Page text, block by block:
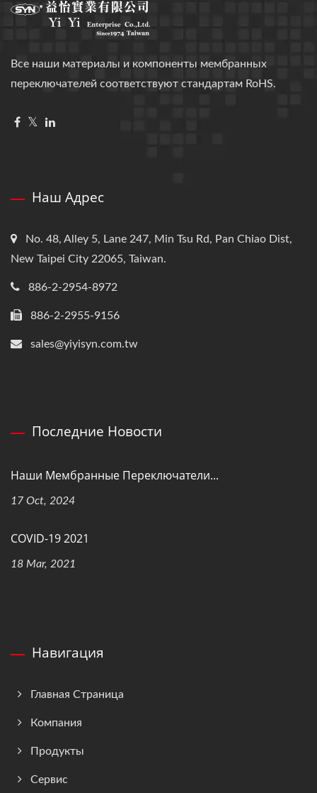
Все наши материалы и компоненты мембранных
переключателей соответствуют стандартам RoHS.
Наш Адрес
No. 48, Alley 5, Lane 247, Min Tsu Rd, Pan Chiao Dist,
New Taipei City 22065, Taiwan.
886-2-2954-8972
886-2-2955-9156
sales@yiyisyn.com.tw
Последние Новости
Наши Мембранные Переключатели...
17 Oct, 2024
COVID-19 2021
18 Mar, 2021
Навигация
Главная Страница
Компания
Продукты
Сервис